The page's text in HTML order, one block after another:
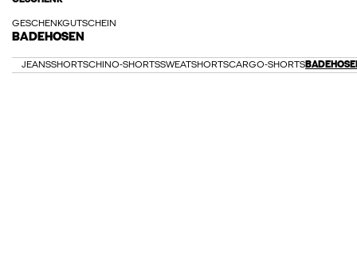
GESCHENKGUTSCHEIN
BADEHOSEN
JEANSSHORTSCHINO-SHORTSSWEATSHORTSCARGO-SHORTS